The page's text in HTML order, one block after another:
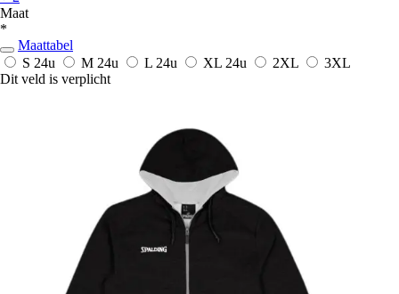
Maat
*
Maattabel
S 24u M 24u L 24u XL 24u 2XL
3XL
Dit veld is verplicht